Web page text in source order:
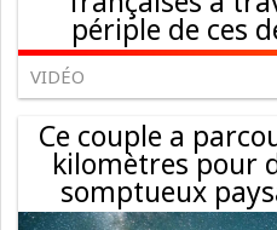
périple de ces
VIDÉO
Ce couple a
kilomètres pour
somptueux